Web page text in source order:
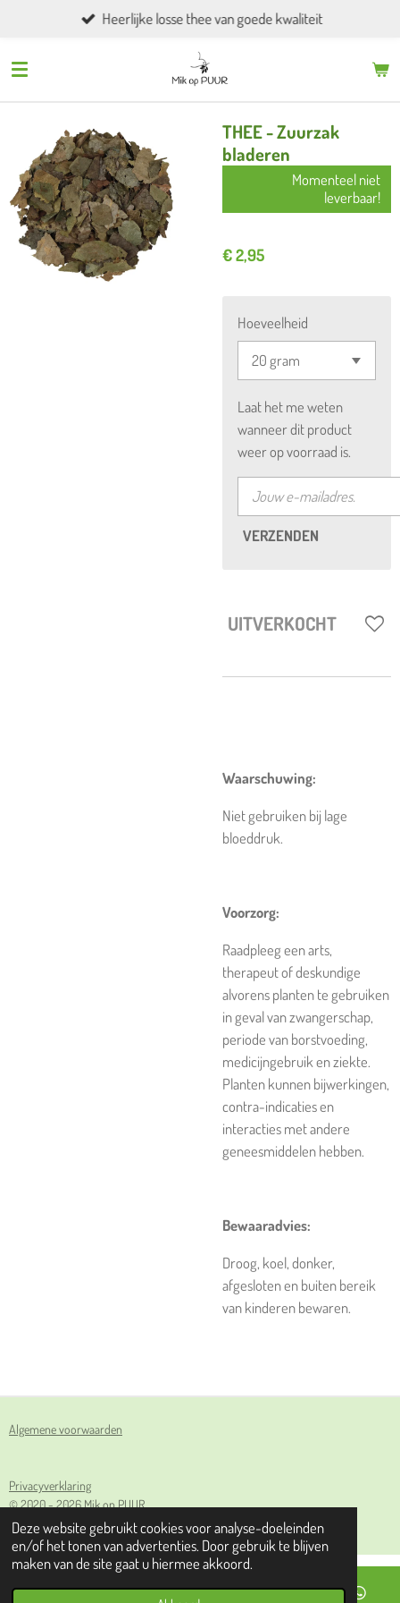
Deze website gebruikt cookies voor analyse-doeleinden
en/of het tonen van advertenties. Door gebruik te blijven
maken van de site gaat u hiermee akkoord.
naar
Heerlijke losse thee van goede kwaliteit
THEE - Zuurzak
bladeren
Momenteel niet
leverbaar!
€ 2,95
Hoeveelheid
Laat het me weten
wanneer dit product
weer op voorraad is.
VERZENDEN
UITVERKOCHT
Waarschuwing:
Niet gebruiken bij lage
bloeddruk.
Voorzorg:
Raadpleeg een arts,
therapeut of deskundige
alvorens planten te gebruiken
in geval van zwangerschap,
periode van borstvoeding,
medicijngebruik en ziekte.
Planten kunnen bijwerkingen,
contra-indicaties en
interacties met andere
geneesmiddelen hebben.
Bewaaradvies:
Droog, koel, donker,
afgesloten en buiten bereik
van kinderen bewaren.
Algemene voorwaarden
Privacyverklaring
© 2020 - 2026 Mik op PUUR
Powered byJouwWeb